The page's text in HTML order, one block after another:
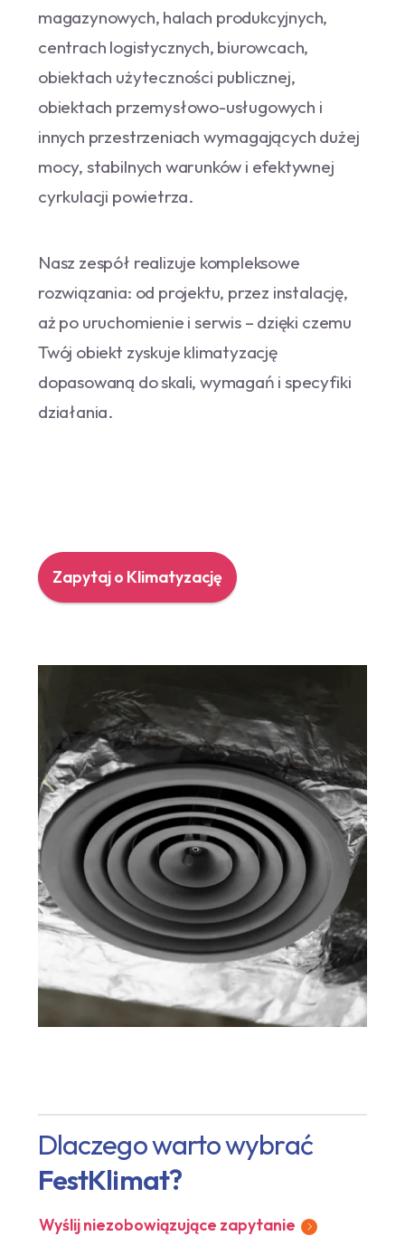
magazynowych, halach produkcyjnych,
centrach logistycznych, biurowcach,
obiektach użyteczności publicznej,
obiektach przemysłowo-usługowych i
innych przestrzeniach wymagających dużej
mocy, stabilnych warunków i efektywnej
cyrkulacji powietrza.
Nasz zespół realizuje kompleksowe
rozwiązania: od projektu, przez instalację,
aż po uruchomienie i serwis – dzięki czemu
Twój obiekt zyskuje klimatyzację
dopasowaną do skali, wymagań i specyfiki
działania.
Zapytaj o Klimatyzację
Dlaczego warto wybrać
FestKlimat?
Wyślij niezobowiązujące zapytanie